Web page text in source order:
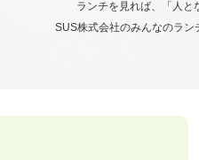
ランチを見れば、「人と
SUS株式会社のみんなのラン